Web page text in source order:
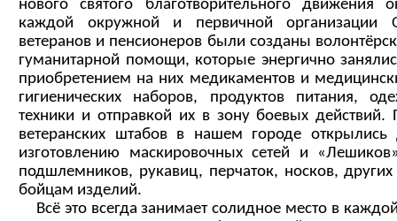
нового святого благотворительного движения
каждой окружной и первичной организации
ветеранов и пенсионеров были созданы
гуманитарной помощи, которые энергично
приобретением на них медикаментов и
гигиенических наборов, продуктов питания,
техники и отправкой их в зону боевых
ветеранских штабов в нашем городе
изготовлению маскировочных сетей и
подшлемников, рукавиц, перчаток, носков,
бойцам изделий.
Всё это всегда занимает солидное место в